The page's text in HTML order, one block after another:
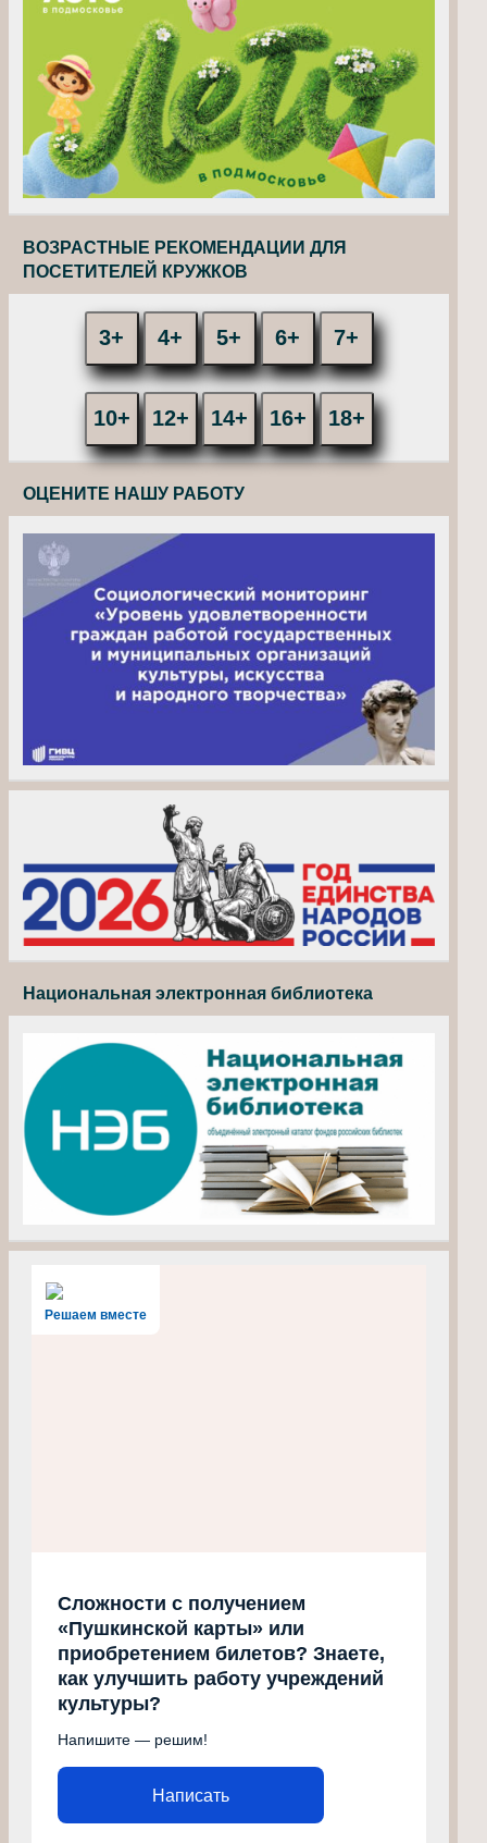
ВОЗРАСТНЫЕ РЕКОМЕНДАЦИИ ДЛЯ
ПОСЕТИТЕЛЕЙ КРУЖКОВ
3+ 4+ 5+ 6+ 7+
10+ 12+ 14+ 16+ 18+
ОЦЕНИТЕ НАШУ РАБОТУ
Национальная электронная библиотека
Решаем вместе
Сложности с получением
«Пушкинской карты» или
приобретением билетов? Знаете,
как улучшить работу учреждений
культуры?
Напишите — решим!
Написать